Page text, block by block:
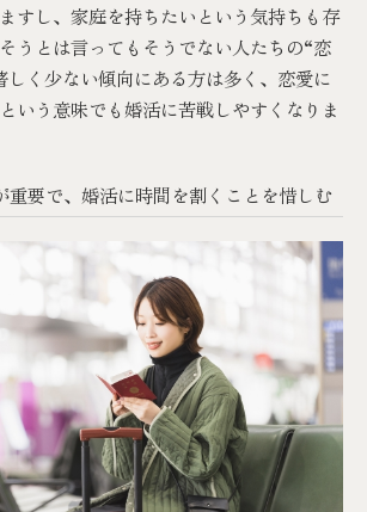
すし、家庭を持ちたいという気持ちも存
うとは言ってもそうでない人たちの“恋
しく少ない傾向にある方は多く、恋愛に
いう意味でも婚活に苦戦しやすくなりま
重要で、婚活に時間を割くことを惜しむ